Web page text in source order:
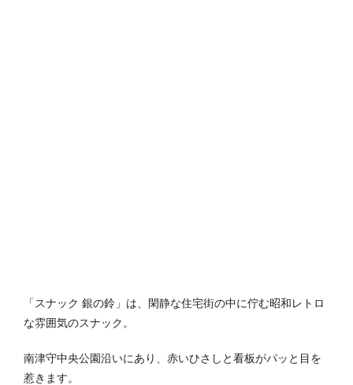
「スナック 銀の鈴」は、閑静な住宅街の中に佇む昭和レトロ
な雰囲気のスナック。
南津守中央公園沿いにあり、赤いひさしと看板がパッと目を
惹きます。